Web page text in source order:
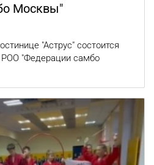
Москвы"
"Аструс" состоится
РОО "Федерации самбо